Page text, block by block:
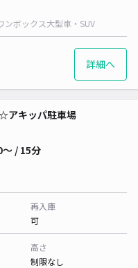
ンボックス大型車・SUV
詳細へ
アキッパ駐車場
/ 15分
再入庫
可
高さ
制限なし